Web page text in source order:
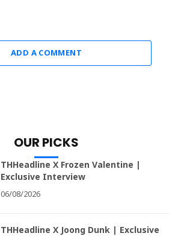
ADD A COMMENT
OUR PICKS
THHeadline X Frozen Valentine |
Exclusive Interview
06/08/2026
THHeadline X Joong Dunk | Exclusive